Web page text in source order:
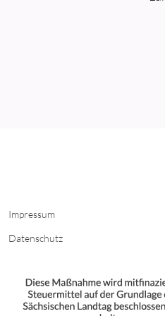
Impressum
Datenschutz